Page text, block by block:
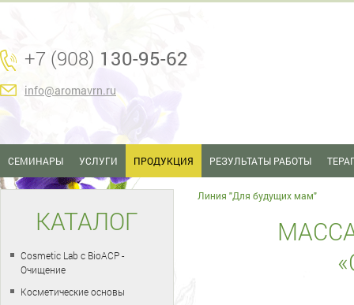
+7 (908) 130-95-62
info@aromavrn.ru
СЕМИНАРЫ УСЛУГИ ПРОДУКЦИЯ РЕЗУЛЬТАТЫ РАБОТЫ
Линия "Для будущих мам"
КАТАЛОГ
Cosmetic Lab с BioACP -
Очищение
Косметические основы